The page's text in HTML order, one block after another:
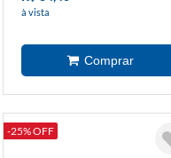
à vista
-25% OFF